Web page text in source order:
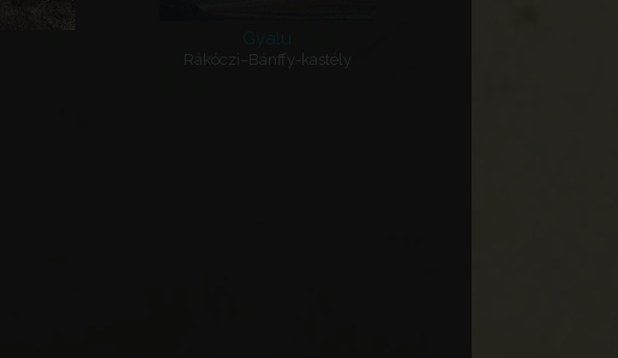
Gyalu
Rákóczi–Bánffy-kastély